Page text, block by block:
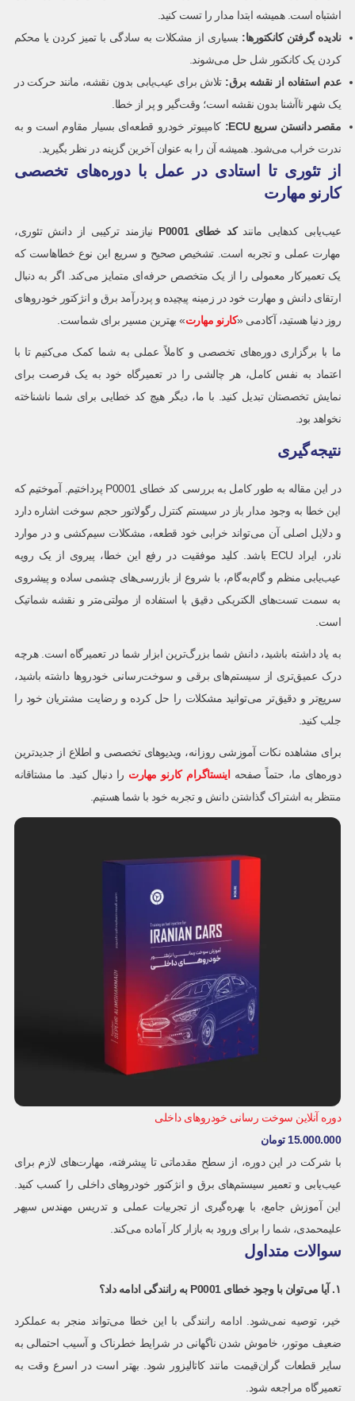
اشتباه است. همیشه ابتدا مدار را تست کنید.
نادیده گرفتن کانکتورها: بسیاری از مشکلات به سادگی با تمیز کردن یا محکم
کردن یک کانکتور شل حل می‌شوند.
عدم استفاده از نقشه برق: تلاش برای عیب‌یابی بدون نقشه، مانند حرکت در
یک شهر ناآشنا بدون نقشه است؛ وقت‌گیر و پر از خطا.
مقصر دانستن سریعECU
: کامپیوتر خودرو قطعه‌ای بسیار مقاوم است و به
ندرت خراب می‌شود. همیشه آن را به عنوان آخرین گزینه در نظر بگیرید.
از تئوری تا استادی در عمل با دوره‌های تخصصی
کارنو مهارت
عیب‌یابی کدهایی مانندکد خطایP0001 نیازمند ترکیبی از دانش تئوری،
مهارت عملی و تجربه است. تشخیص صحیح و سریع این نوع خطاهاست که
یک تعمیرکار معمولی را از یک متخصص حرفه‌ای متمایز می‌کند. اگر به دنبال
ارتقای دانش و مهارت خود در زمینه پیچیده و پردرآمد برق و انژکتور خودروهای
روز دنیا هستید، آکادمی «کارنو مهارت» بهترین مسیر برای شماست.
ما با برگزاری دوره‌های تخصصی و کاملاً عملی به شما کمک می‌کنیم تا با
اعتماد به نفس کامل، هر چالشی را در تعمیرگاه خود به یک فرصت برای
نمایش تخصصتان تبدیل کنید. با ما، دیگر هیچ کد خطایی برای شما ناشناخته
نخواهد بود.
نتیجه‌گیری
در این مقاله به طور کامل به بررسی کد خطای P0001 پرداختیم. آموختیم که
این خطا به وجود مدار باز در سیستم کنترل رگولاتور حجم سوخت اشاره دارد
و دلایل اصلی آن می‌تواند خرابی خود قطعه، مشکلات سیم‌کشی و در موارد
نادر، ایراد ECU باشد. کلید موفقیت در رفع این خطا، پیروی از یک رویه
عیب‌یابی منظم و گام‌به‌گام، با شروع از بازرسی‌های چشمی ساده و پیشروی
به سمت تست‌های الکتریکی دقیق با استفاده از مولتی‌متر و نقشه شماتیک
است.
به یاد داشته باشید، دانش شما بزرگ‌ترین ابزار شما در تعمیرگاه است. هرچه
درک عمیق‌تری از سیستم‌های برقی و سوخت‌رسانی خودروها داشته باشید،
سریع‌تر و دقیق‌تر می‌توانید مشکلات را حل کرده و رضایت مشتریان خود را
جلب کنید.
برای مشاهده نکات آموزشی روزانه، ویدیوهای تخصصی و اطلاع از جدیدترین
دوره‌های ما، حتماً صفحه
اینستاگرام کارنو مهارت را دنبال کنید. ما مشتاقانه
منتظر به اشتراک گذاشتن دانش و تجربه خود با شما هستیم.
دوره آنلاین سوخت رسانی خودروهای داخلی
15.000.000 تومان
با شرکت در این دوره، از سطح مقدماتی تا پیشرفته، مهارت‌های لازم برای
عیب‌یابی و تعمیر سیستم‌های برق و انژکتور خودروهای داخلی را کسب کنید.
این آموزش جامع، با بهره‌گیری از تجربیات عملی و تدریس مهندس سپهر
علیمحمدی، شما را برای ورود به بازار کار آماده می‌کند.
سوالات متداول
۱. آیا می‌توان با وجود خطای P0001 به رانندگی ادامه داد؟
خیر، توصیه نمی‌شود. ادامه رانندگی با این خطا می‌تواند منجر به عملکرد
ضعیف موتور، خاموش شدن ناگهانی در شرایط خطرناک و آسیب احتمالی به
سایر قطعات گران‌قیمت مانند کاتالیزور شود. بهتر است در اسرع وقت به
تعمیرگاه مراجعه شود.